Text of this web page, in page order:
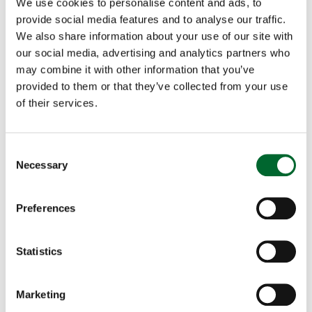
We use cookies to personalise content and ads, to
provide social media features and to analyse our traffic.
We also share information about your use of our site with
our social media, advertising and analytics partners who
may combine it with other information that you’ve
provided to them or that they’ve collected from your use
of their services.
Selection
Necessary
Preferences
Statistics
Marketing
ECO Unit gesteuert wird. Bei einem vollständig
geschlossenen Klimasystem mit installiertemECO
-System wird die gesamte Luft gekühlt. Wenn in
Ihrem Geflügelstall eine ECO Unit 200oder800
Mindestlüftung installiert ist, ist die Kapazität der
gekühlten Luft geringer, trägt aber zu
im Stall bei.
Wir wissen, dass jeder Geflügelbetrieb seine eigenen
eng mit Ihnen zusammen, um die ECO Unit zu
entwickeln und zu installieren, die auf Ihre speziellen
Bedürfnisse zugeschnitten ist. Gemeinsam mit
lokalen Händlern auf der ganzen Welt bieten wir
Unterstützung, damit Sie die Vorteile dieser